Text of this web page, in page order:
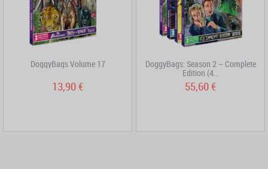
DoggyBags Volume 17
13,90 €
DoggyBags: Season 2 – Complete
Edition (4...
55,60 €